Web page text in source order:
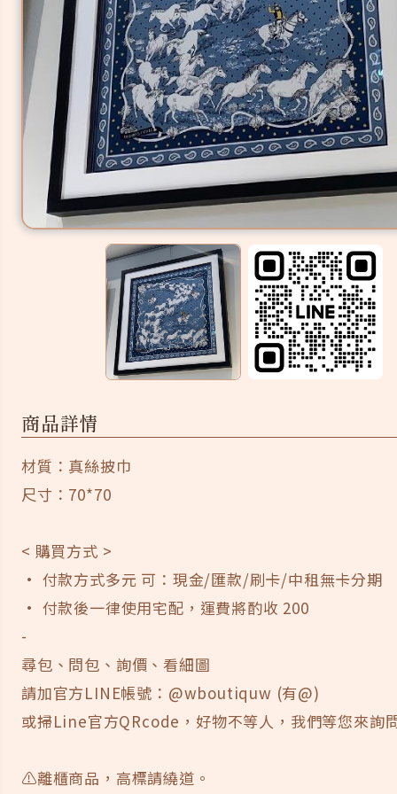
商品詳情
材質：真絲披巾
尺寸：70*70
< 購買方式 >
· 付款方式多元 可：現金/匯款/刷卡/中租無卡分期
· 付款後一律使用宅配，運費將酌收 200
-
尋包、問包、詢價、看細圖
請加官方LINE帳號：@wboutiquw (有@)
或掃Line官方QRcode，好物不等人，我們等您來詢
⚠️離櫃商品，高標請繞道。